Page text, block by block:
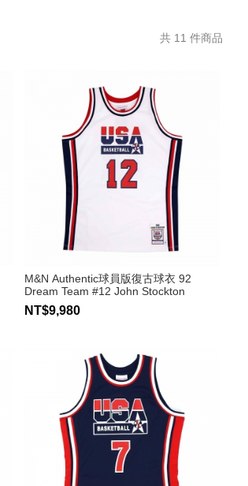
共 11 件商品
M&N Authentic球員版復古球衣 92
Dream Team #12 John Stockton
NT$9,980